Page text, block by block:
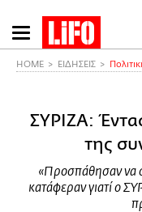
Παράκαμψη
προς
HOME ΕΙΔΗΣΕΙΣ
ΣΥΡΙΖΑ:
της
«Προσπάθησαν να
κατάφεραν γιατί ο